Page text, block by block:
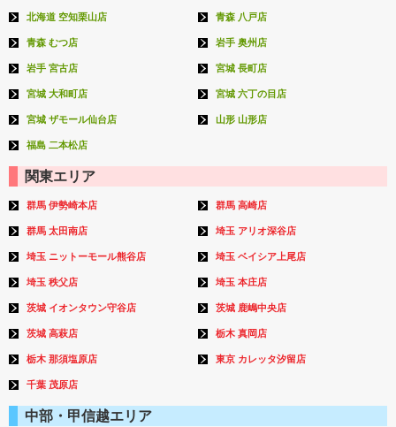
北海道 空知栗山店 青森 八戸店
青森 むつ店 岩手 奥州店
岩手 宮古店 宮城 長町店
宮城 大和町店 宮城 六丁の目店
宮城 ザモール仙台店 山形 山形店
福島 二本松店
関東エリア
群馬 伊勢崎本店 群馬 高崎店
群馬 太田南店 埼玉 アリオ深谷店
埼玉 ニットーモール熊谷店 埼玉 ベイシア上尾店
埼玉 秩父店 埼玉 本庄店
茨城 イオンタウン守谷店 茨城 鹿嶋中央店
茨城 高萩店 栃木 真岡店
栃木 那須塩原店 東京 カレッタ汐留店
千葉 茂原店
中部・甲信越エリア